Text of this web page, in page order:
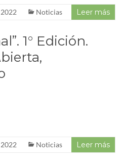
Noticias Leer más
1° Edición.
Noticias Leer más